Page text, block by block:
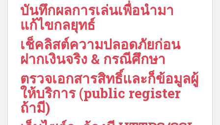
บันทึกผลการเล่นเพื่อนำมา
แก้ไขกลยุทธ์
เช็คลิสต์ความปลอดภัยก่อน
ฝากเงินจริง & กรณีศึกษา
ตรวจเอกสารสิทธิ์และก็ข้อมูลผู้
ให้บริการ (public register
ถ้ามี)